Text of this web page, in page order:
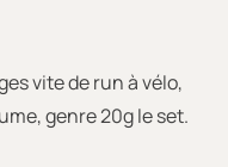
vite de run à vélo,
genre 20g le set.